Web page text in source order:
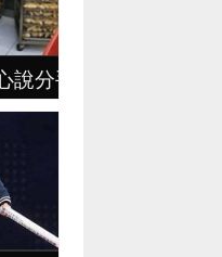
說分手，地瓜哥拼4